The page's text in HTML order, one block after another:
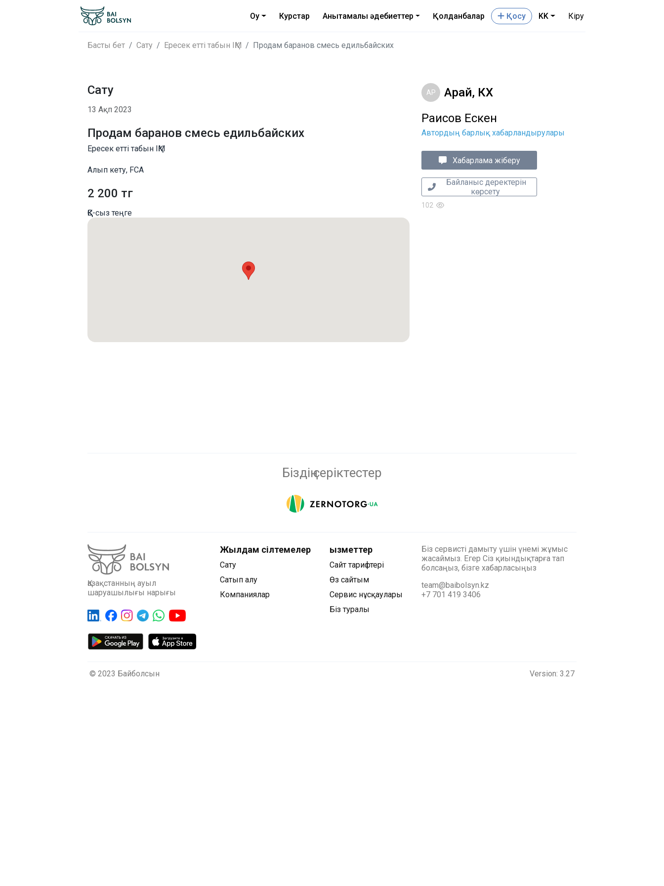
Оқу Курстар Анықтамалық әдебиеттер Қолданбалар Қосу KK Кіру
Басты бет Сату Ересек етті табын ІҚМ Продам баранов смесь едильбайских
Сату
13 Ақп 2023
Продам баранов смесь едильбайских
Ересек етті табын ІҚМ
Алып кету, FCA
2 200 тг
ҚҚС-сыз теңге
АР
Арай, КХ
Раисов Ескен
Автордың барлық хабарландырулары
Хабарлама жіберу
Байланыс деректерін
көрсету
102
Біздің серіктестер
Қазақстанның ауыл
шаруашылығы нарығы
Жылдам сілтемелер
Сату
Сатып алу
Компаниялар
Қызметтер
Сайт тарифтері
Өз сайтым
Сервис нұсқаулары
Біз туралы
Біз сервисті дамыту үшін үнемі жұмыс
жасаймыз. Егер Сіз қиындықтарға тап
болсаңыз, бізге хабарласыңыз
team@baibolsyn.kz
+7 701 419 3406
© 2023 Байболсын Version: 3.27